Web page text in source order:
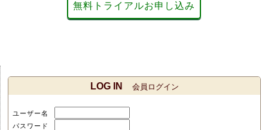
無料トライアルお申し込み
LOG IN 会員ログイン
ユーザー名
パスワード